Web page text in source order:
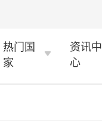
热门国
家
资讯中
心